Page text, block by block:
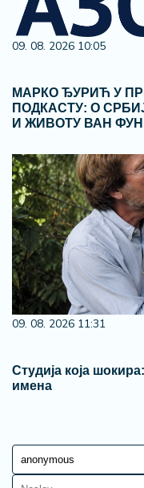
09. 08. 2026 10:05
МАРКО ЂУРИЋ У
ПОДКАСТУ: О
И ЖИВОТУ ВАН
09. 08. 2026 11:31
Студија која
имена